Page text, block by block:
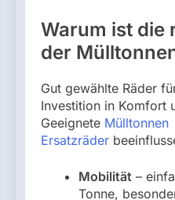
Warum ist die
der
Gut gewählte Räder
Investition in Komfort
Geeignete Mülltonnen
Ersatzräder
Mobilität –
Tonne,